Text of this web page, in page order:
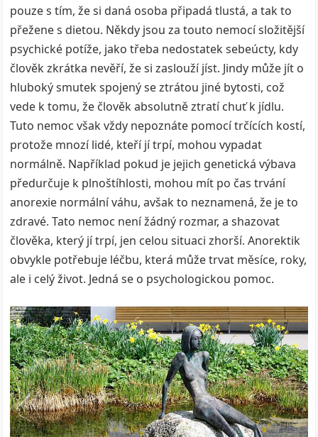
pouze s tím, že si daná osoba připadá tlustá, a tak to
přežene s dietou. Někdy jsou za touto nemocí složitější
psychické potíže, jako třeba nedostatek sebeúcty, kdy
člověk zkrátka nevěří, že si zaslouží jíst. Jindy může jít o
hluboký smutek spojený se ztrátou jiné bytosti, což
vede k tomu, že člověk absolutně ztratí chuť k jídlu.
Tuto nemoc však vždy nepoznáte pomocí trčících kostí,
protože mnozí lidé, kteří jí trpí, mohou vypadat
normálně. Například pokud je jejich genetická výbava
předurčuje k plnoštíhlosti, mohou mít po čas trvání
anorexie normální váhu, avšak to neznamená, že je to
zdravé. Tato nemoc není žádný rozmar, a shazovat
člověka, který jí trpí, jen celou situaci zhorší. Anorektik
obvykle potřebuje léčbu, která může trvat měsíce, roky,
ale i celý život. Jedná se o psychologickou pomoc.